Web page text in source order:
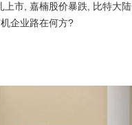
上市, 嘉楠股价暴跌, 比特大陆
企业路在何方?